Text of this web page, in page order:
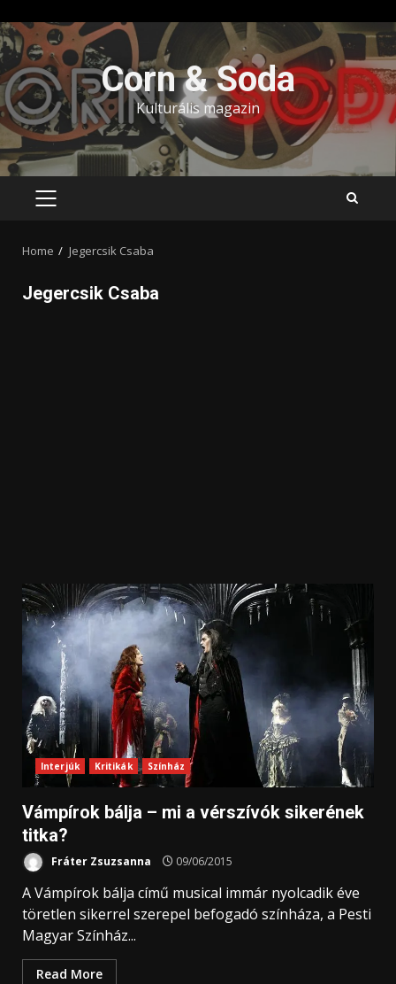
Skip
to
content
Corn & Soda
Kulturális magazin
PRIMARY
Home Jegercsik Csaba
Jegercsik Csaba
Interjúk Kritikák Színház
Vámpírok bálja – mi a vérszívók sikerének
titka?
Fráter Zsuzsanna 09/06/2015
A Vámpírok bálja című musical immár nyolcadik éve
töretlen sikerrel szerepel befogadó színháza, a Pesti
Magyar Színház...
Read More